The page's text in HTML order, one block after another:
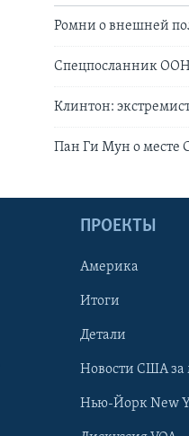
Ромни о внешней
Спецпосланник
Клинтон:
Пан Ги Мун о месте
ПРОЕКТЫ
Америка
Итоги
Детали
Новости США за
Нью-Йорк New